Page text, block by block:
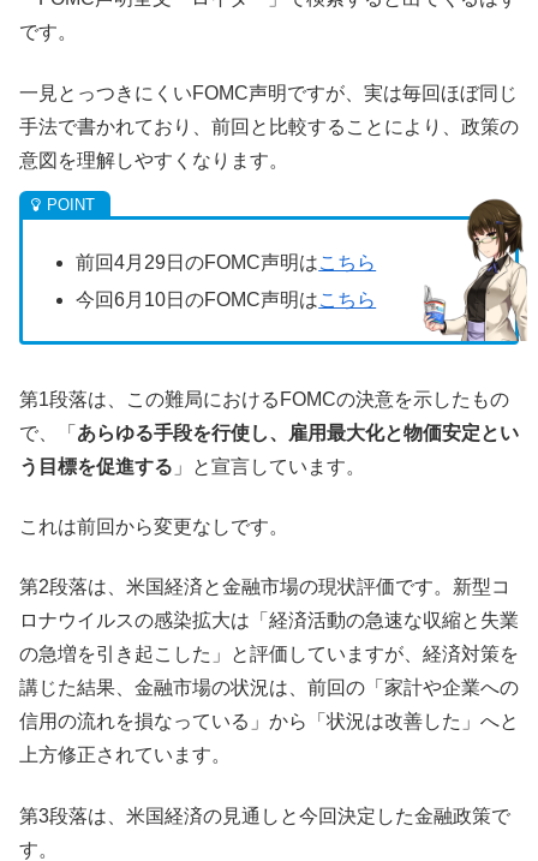
です。
一見とっつきにくいFOMC声明ですが、実は毎回ほぼ同じ
手法で書かれており、前回と比較することにより、政策の
意図を理解しやすくなります。
前回4月29日のFOMC声明はこちら
今回6月10日のFOMC声明はこちら
第1段落は、この難局におけるFOMCの決意を示したもの
で、「 あらゆる手段を行使し、雇用最大化と物価安定とい
う目標を促進する 」と宣言しています。
これは前回から変更なしです。
第2段落は、米国経済と金融市場の現状評価です。新型コ
ロナウイルスの感染拡大は「経済活動の急速な収縮と失業
の急増を引き起こした」と評価していますが、経済対策を
講じた結果、金融市場の状況は、前回の「家計や企業への
信用の流れを損なっている」から「状況は改善した」へと
上方修正されています。
第3段落は、米国経済の見通しと今回決定した金融政策で
す。